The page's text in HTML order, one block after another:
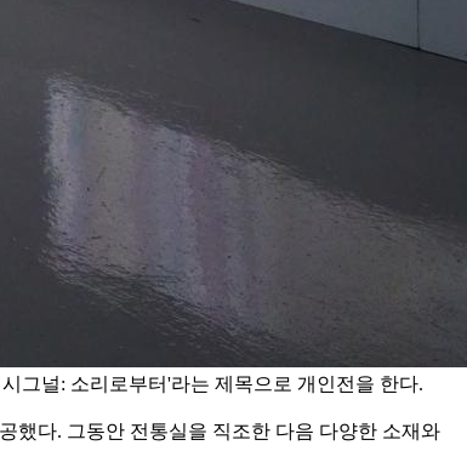
그널: 소리로부터'라는 제목으로 개인전을 한다.
했다. 그동안 전통실을 직조한 다음 다양한 소재와